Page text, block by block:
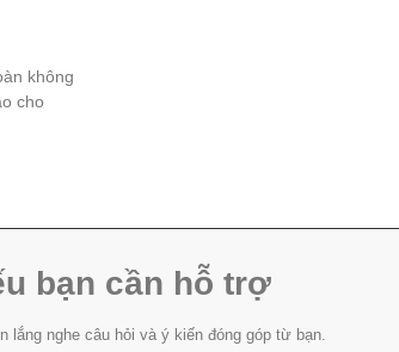
không
cho
bạn cần hỗ trợ
lắng nghe câu hỏi và ý kiến đóng góp từ bạn.